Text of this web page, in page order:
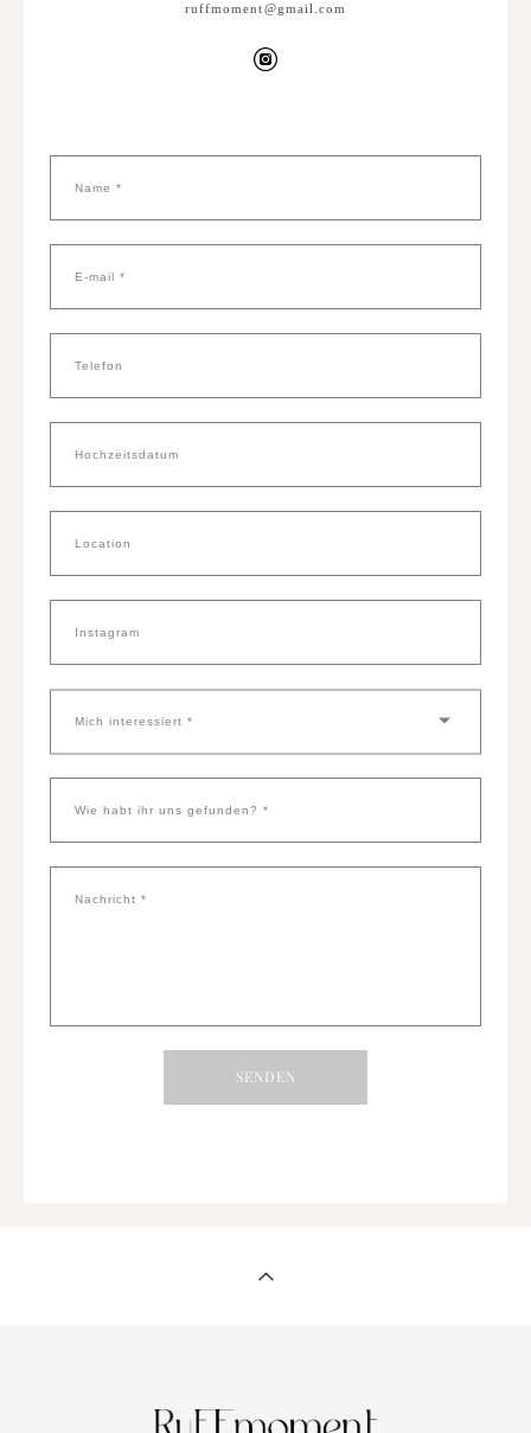
ruffmoment@gmail.com
Name *
E-mail *
Telefon
Hochzeitsdatum
Location
Instagram
Mich interessiert *
Wie habt ihr uns gefunden? *
Nachricht *
SENDEN